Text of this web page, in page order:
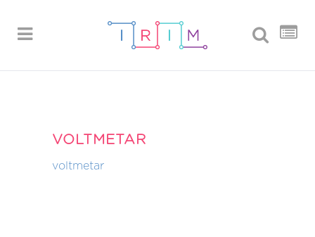
VOLTMETAR
voltmetar